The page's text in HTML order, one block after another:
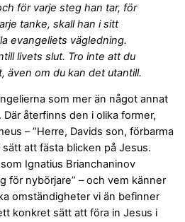
för varje steg han tar, för
tanke, skall han i sitt
evangeliets vägledning.
livets slut. Tro inte att du
även om du kan det utantill.
som mer än något annat
återfinns den i olika former,
– ”Herre, Davids son, förbarma
att fästa blicken på Jesus.
Ignatius Brianchaninov
för nybörjare” – och vem känner
omständigheter vi än befinner
konkret sätt att föra in Jesus i